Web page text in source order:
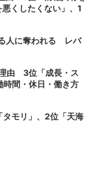
くしたくない」、1
人に奪われる レバ
由 3位「成長・ス
時間・休日・働き方
モリ」、2位「天海